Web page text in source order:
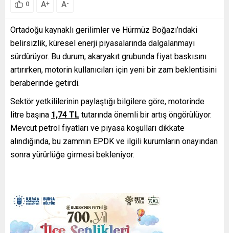
0 A+ A-
Ortadoğu kaynaklı gerilimler ve Hürmüz Boğazı’ndaki
belirsizlik, küresel enerji piyasalarında dalgalanmayı
sürdürüyor. Bu durum, akaryakıt grubunda fiyat baskısını
artırırken, motorin kullanıcıları için yeni bir zam beklentisini
beraberinde getirdi.
Sektör yetkililerinin paylaştığı bilgilere göre, motorinde
litre başına 1,74 TL tutarında önemli bir artış öngörülüyor.
Mevcut petrol fiyatları ve piyasa koşulları dikkate
alındığında, bu zammın EPDK ve ilgili kurumların onayından
sonra yürürlüğe girmesi bekleniyor.